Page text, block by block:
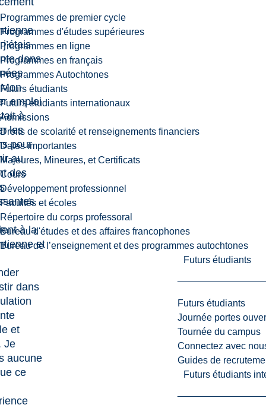
Programmes de premier cycle
Programmes d'études supérieures
Programmes en ligne
Programmes en français
Programmes Autochtones
Futurs étudiants
Futurs étudiants internationaux
Admissions
Droits de scolarité et renseignements financiers
Dates importantes
Majeures, Mineures, et Certificats
Cours
Développement professionnel
Facultés et écoles
Répertoire du corps professoral
Bureau d'études et des affaires francophones
Bureau de l’enseignement et des programmes autochtones
Futurs étudiants
Futurs étudiants
Journée portes
Tournée du campus
Connectez avec
Guides de
Futurs étudiants
dans
emploi
à
les
pour
au
des
à la
et
dans
et
Je
aucune
ce